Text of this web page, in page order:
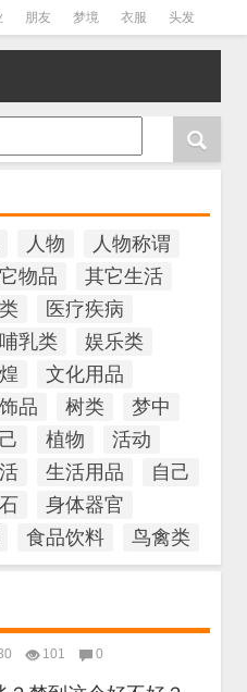
朋友 梦境 衣服 头发
人物
人物称谓
物品
其它生活
医疗疾病
哺乳类
娱乐类
文化用品
品 树类
梦中
植物
活动
生活用品
自己
身体器官
食品饮料 鸟禽类
101 0